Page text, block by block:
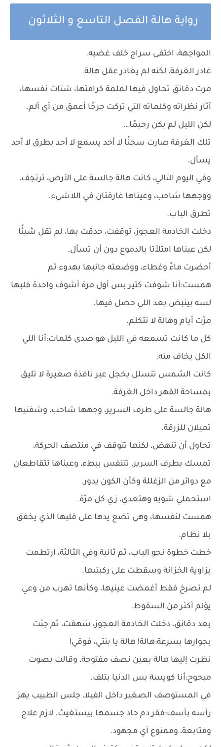
رواية هالة الفصل التاسع و الثلاثون
المواجهة، اختفى سراج خلف غضبه.
غادر الغرفة، لكنه لم يغادر عقل هالة.
مرت دقائق تحاول فيها لملمة كرامتها، شتات نفسها،
آثار نظراته وكلماته التي تركت جرحًا أعمق من أي ألم.
لكن الليل لم يكن رحيمًا…
تلك الغرفة صارت سجنًا لا أحد يسمع لا أحد يطرق لا أحد
يسأل.
وفي اليوم التالي، كانت هالة جالسة على الأرض، ترتجف،
ووجهها شاحب، وعيناها غارقتان في اللاشيء.
تطرق الباب.
دخلت الخادمة العجوز، توقفت، حدقت بها، لم تقل شيئًا
لكن عيناها امتلأتا بالدموع دون أن تسأل.
أحضرت ماءً وغطاء، ووضعته جانبها بهدوء ثم
همست:أنا شوفت كتير بس أول مرة أشوف واحدة قلبها
لسه بينبض بعد اللي حصل فيها.
مرّت أيام وهالة لا تتكلم.
كل ما كانت تسمعه في الليل هو صدى كلمات:أنا اللي
الكل يخاف منه.
كانت الشمس تتسلل بخجل عبر نافذة صغيرة لا تليق
بمساحة القهر داخل الغرفة.
هالة جالسة على طرف السرير، وجهها شاحب، وشفتيها
تميلان للزرقة.
تحاول أن تنهض، لكنها تتوقف في منتصف الحركة،
تمسك بطرف السرير، تتنفس ببطء، وعيناها تتقاطعان
مع دوائر من الزغللة وكأن الكون يدور.
استحملي شويه وهتعدي، زي كل مرّة.
همست لنفسها، وهي تضع يدها على قلبها الذي يخفق
بلا نظام.
خطت خطوة نحو الباب، ثم ثانية وفي الثالثة، ارتطمت
بزاوية الخزانة وسقطت على ركبتيها.
لم تصرخ فقط أغمضت عينيها، وكأنها تهرب من وعي
يؤلم أكثر من السقوط.
بعد دقائق، دخلت الخادمة العجوز، شهقت، ثم جثت
بجوارها بسرعة:هالة! هالة يا بنتي، فوقي!
نظرت إليها هالة بعين نصف مفتوحة، وقالت بصوت
مبحوح:أنا كويسة بس الدنيا بتلف.
في المستوصف الصغير داخل الفيلا، جلس الطبيب يهز
رأسه بأسف:فقر دم حاد جسمها بيستغيث. لازم علاج
ومتابعة، وممنوع أي مجهود.